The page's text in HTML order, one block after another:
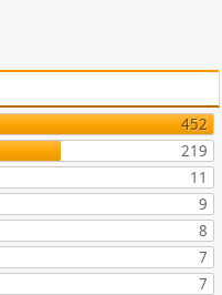
452
219
11
9
8
7
7